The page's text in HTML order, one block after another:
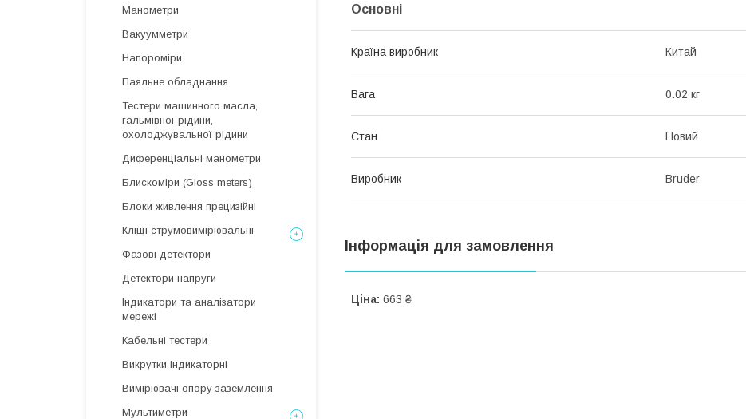
Основні
Країна виробник Китай
Вага 0.02 кг
Стан Новий
Виробник Bruder
Інформація для замовлення
Ціна: 663 ₴
Манометри
Вакуумметри
Напороміри
Паяльне обладнання
Тестери машинного масла,
гальмівної рідини,
охолоджувальної рідини
Диференціальні манометри
Блискоміри (Gloss meters)
Блоки живлення прецизійні
Кліщі струмовимірювальні
Фазові детектори
Детектори напруги
Індикатори та аналізатори
мережі
Кабельні тестери
Викрутки індикаторні
Вимірювачі опору заземлення
Мультиметри